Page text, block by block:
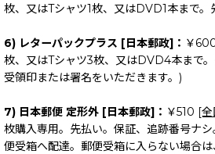
枚、又はTシャツ1枚、又はDVD1本まで。
6) レターパックプラス [日本郵政]： ￥
枚、又はTシャツ3枚、又はDVD4本まで。
受領印または署名をいただきます。)
7) 日本郵便 定形外 [日本郵政]： ￥510 [全
枚購入専用。先払い。保証、追跡番号ナ
便受箱へ配達。郵便受箱に入らない場合